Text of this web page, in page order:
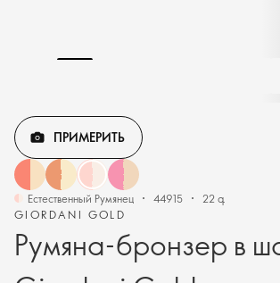
GIORDANI GOLD
Румяна-бронзер в
ПРИМЕРИТЬ
Естественный Румянец 44915 22 գ